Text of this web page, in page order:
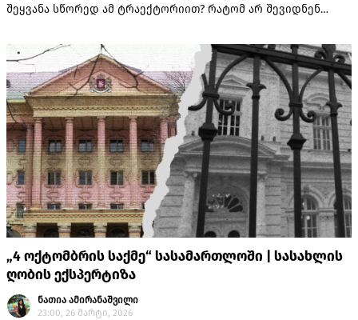
შეყვანა სწორედ ამ ტრაექტორიით? რატომ არ შევიდნენ
რატომ არ ჰქონდათ მათ თან დამცავი აღჭურვილობა?
„4 ოქტომბრის საქმე“ სასამართლოში | სასახლის
ღობის ექსპერტიზა
ნათია ამირანაშვილი
23:00, 26 მარტი, 2026